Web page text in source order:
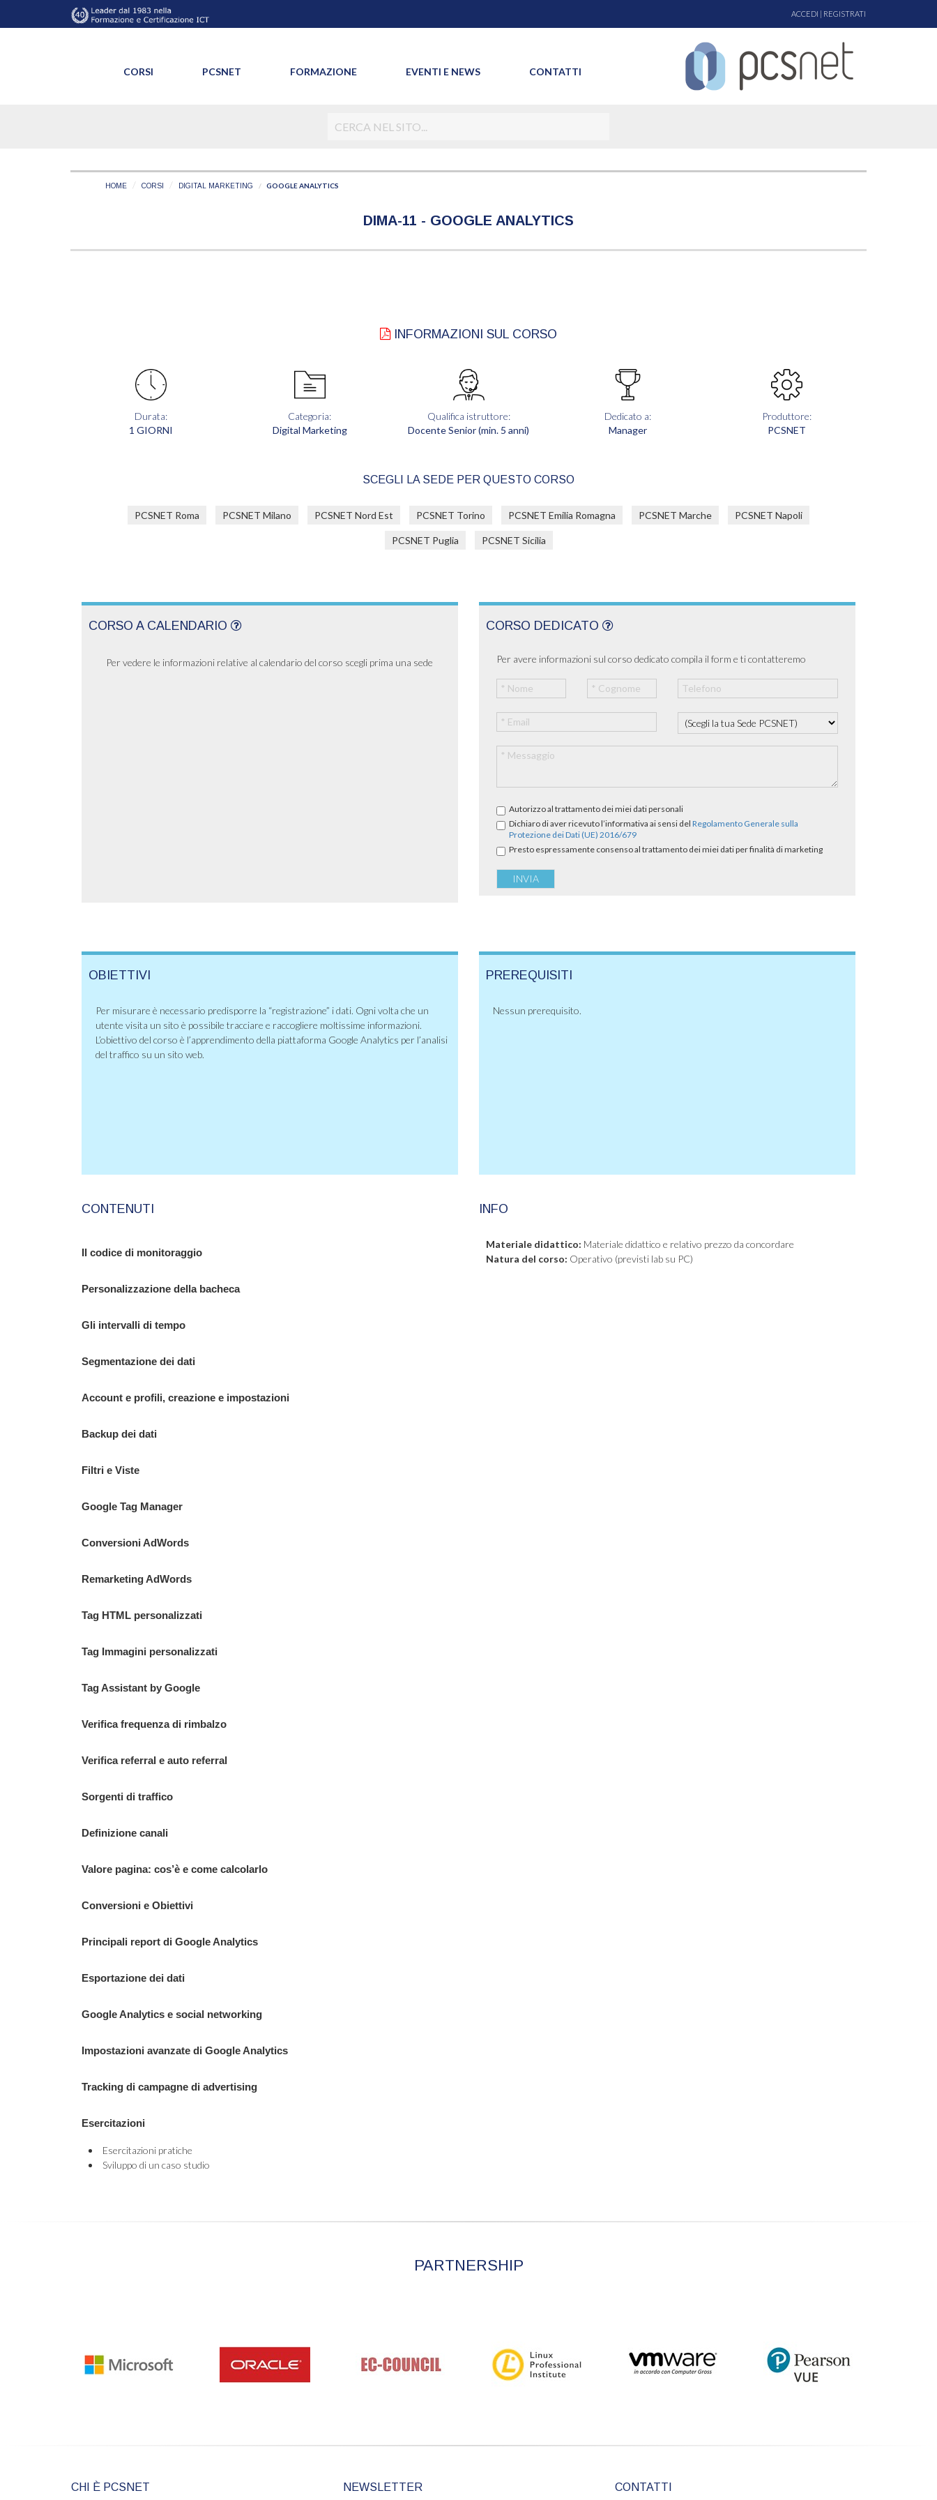
ACCEDI | REGISTRATI
CORSI PCSNET FORMAZIONE EVENTI E NEWS CONTATTI
HOME CORSI DIGITAL MARKETING GOOGLE ANALYTICS
DIMA-11 - GOOGLE ANALYTICS
INFORMAZIONI SUL CORSO
Durata:
1 GIORNI
Categoria:
Digital Marketing
Qualifica istruttore:
Docente Senior (min. 5 anni)
Dedicato a:
Manager
Produttore:
PCSNET
SCEGLI LA SEDE PER QUESTO CORSO
PCSNET Roma PCSNET Milano PCSNET Nord Est PCSNET Torino PCSNET Emilia Romagna PCSNET Marche PCSNET Napoli
PCSNET Puglia PCSNET Sicilia
CORSO A CALENDARIO
Per vedere le informazioni relative al calendario del corso scegli prima una sede
CORSO DEDICATO
Per avere informazioni sul corso dedicato compila il form e ti contatteremo
Autorizzo al trattamento dei miei dati personali
Dichiaro di aver ricevuto l’informativa ai sensi del Regolamento Generale sulla
Protezione dei Dati (UE) 2016/679
Presto espressamente consenso al trattamento dei miei dati per finalità di marketing
OBIETTIVI
Per misurare è necessario predisporre la “registrazione” i dati. Ogni volta che un
utente visita un sito è possibile tracciare e raccogliere moltissime informazioni.
L’obiettivo del corso è l’apprendimento della piattaforma Google Analytics per l’analisi
del traffico su un sito web.
PREREQUISITI
Nessun prerequisito.
CONTENUTI
Il codice di monitoraggio
Personalizzazione della bacheca
Gli intervalli di tempo
Segmentazione dei dati
Account e profili, creazione e impostazioni
Backup dei dati
Filtri e Viste
Google Tag Manager
Conversioni AdWords
Remarketing AdWords
Tag HTML personalizzati
Tag Immagini personalizzati
Tag Assistant by Google
Verifica frequenza di rimbalzo
Verifica referral e auto referral
Sorgenti di traffico
Definizione canali
Valore pagina: cos’è e come calcolarlo
Conversioni e Obiettivi
Principali report di Google Analytics
Esportazione dei dati
Google Analytics e social networking
Impostazioni avanzate di Google Analytics
Tracking di campagne di advertising
Esercitazioni
Esercitazioni pratiche
Sviluppo di un caso studio
INFO
Materiale didattico: Materiale didattico e relativo prezzo da concordare
Natura del corso: Operativo (previsti lab su PC)
PARTNERSHIP
CHI È PCSNET NEWSLETTER CONTATTI